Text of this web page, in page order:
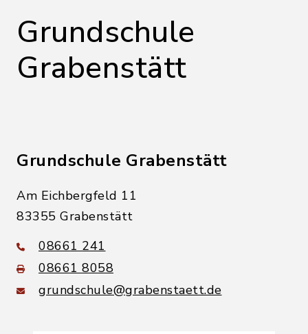
Grundschule
Grabenstätt
Grundschule Grabenstätt
Am Eichbergfeld 11
83355 Grabenstätt
08661 241
08661 8058
grundschule@grabenstaett.de